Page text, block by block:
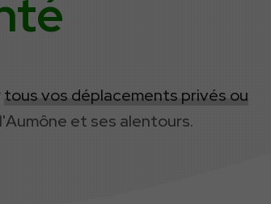
tous vos déplacements privés ou
et ses alentours.